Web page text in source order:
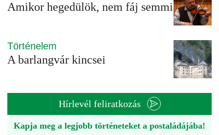
Amikor hegedülök, nem fáj semmi
Történelem
A barlangvár kincsei
Hírlevél feliratkozás
Kapja meg a legjobb történeteket a postaládájába!